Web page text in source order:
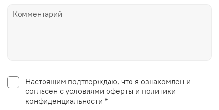
Настоящим подтверждаю, что я ознакомлен и
согласен с условиями оферты и политики
конфиденциальности *